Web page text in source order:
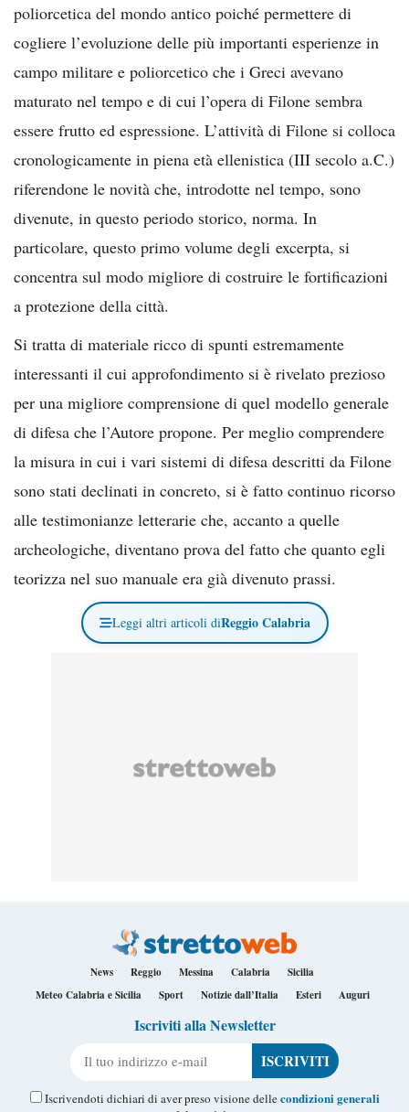
poliorcetica del mondo antico poiché permettere di
cogliere l’evoluzione delle più importanti esperienze in
campo militare e poliorcetico che i Greci avevano
maturato nel tempo e di cui l’opera di Filone sembra
essere frutto ed espressione. L’attività di Filone si colloca
cronologicamente in piena età ellenistica (III secolo a.C.)
riferendone le novità che, introdotte nel tempo, sono
divenute, in questo periodo storico, norma. In
particolare, questo primo volume degli excerpta, si
concentra sul modo migliore di costruire le fortificazioni
a protezione della città.
Si tratta di materiale ricco di spunti estremamente
interessanti il cui approfondimento si è rivelato prezioso
per una migliore comprensione di quel modello generale
di difesa che l’Autore propone. Per meglio comprendere
la misura in cui i vari sistemi di difesa descritti da Filone
sono stati declinati in concreto, si è fatto continuo ricorso
alle testimonianze letterarie che, accanto a quelle
archeologiche, diventano prova del fatto che quanto egli
teorizza nel suo manuale era già divenuto prassi.
Leggi altri articoli diReggio Calabria
News Reggio Messina Calabria
Sicilia
Meteo Calabria e Sicilia
Sport Notizie dall’Italia Esteri Auguri
Iscriviti alla Newsletter
Iscrivendoti dichiari di aver preso visione dellecondizioni generali